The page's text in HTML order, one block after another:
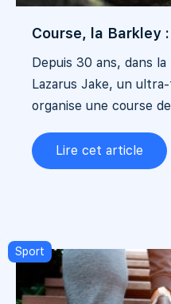
Course, la Barkley
Depuis 30 ans, dans
Lazarus Jake, un
organise une course
Lire cet article
Sport